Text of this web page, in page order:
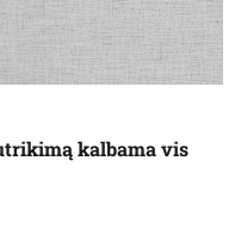
kalbama vis